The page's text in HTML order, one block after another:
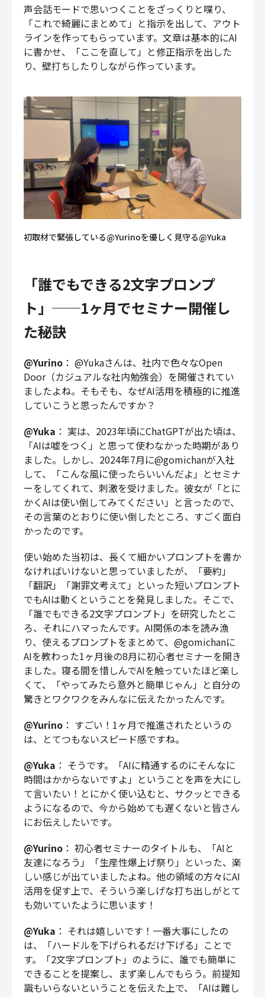
声会話モードで思いつくことをざっくりと喋り、
「これで綺麗にまとめて」と指示を出して、アウト
ラインを作ってもらっています。文章は基本的にAI
に書かせ、「ここを直して」と修正指示を出した
り、壁打ちしたりしながら作っています。
初取材で緊張している@Yurinoを優しく見守る@Yuka
「誰でもできる2文字プロンプ
ト」──1ヶ月でセミナー開催し
た秘訣
@Yurino ： @Yukaさんは、社内で色々なOpen
Door（カジュアルな社内勉強会）を開催されてい
ましたよね。そもそも、なぜAI活用を積極的に推進
していこうと思ったんですか？
@Yuka ： 実は、2023年頃にChatGPTが出た頃は、
「AIは嘘をつく」と思って使わなかった時期があり
ました。しかし、2024年7月に@gomichanが入社
して、「こんな風に使ったらいいんだよ」とセミナ
ーをしてくれて、刺激を受けました。彼女が「とに
かくAIは使い倒してみてください」と言ったので、
その言葉のとおりに使い倒したところ、すごく面白
かったのです。
使い始めた当初は、長くて細かいプロンプトを書か
なければいけないと思っていましたが、「要約」
「翻訳」「謝罪文考えて」といった短いプロンプト
でもAIは動くということを発見しました。そこで、
「誰でもできる2文字プロンプト」を研究したとこ
ろ、それにハマったんです。AI関係の本を読み漁
り、使えるプロンプトをまとめて、@gomichanに
AIを教わった1ヶ月後の8月に初心者セミナーを開き
ました。寝る間を惜しんでAIを触っていたほど楽し
くて、「やってみたら意外と簡単じゃん」と自分の
驚きとワクワクをみんなに伝えたかったんです。
@Yurino ： すごい！1ヶ月で推進されたというの
は、とてつもないスピード感ですね。
@Yuka ： そうです。「AIに精通するのにそんなに
時間はかからないですよ」ということを声を大にし
て言いたい！とにかく使い込むと、サクッとできる
ようになるので、今から始めても遅くないと皆さん
にお伝えしたいです。
@Yurino ： 初心者セミナーのタイトルも、「AIと
友達になろう」「生産性爆上げ祭り」といった、楽
しい感じが出ていましたよね。他の領域の方々にAI
活用を促す上で、そういう楽しげな打ち出しがとて
も効いていたように思います！
@Yuka ： それは嬉しいです！一番大事にしたの
は、「ハードルを下げられるだけ下げる」ことで
す。「2文字プロンプト」のように、誰でも簡単に
できることを提案し、まず楽しんでもらう。前提知
識もいらないということを伝えた上で、「AIは難し